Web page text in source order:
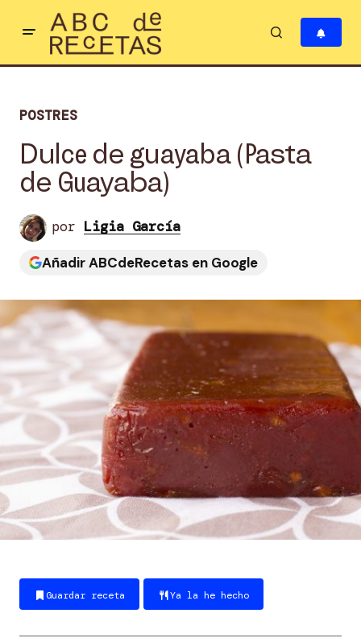
POSTRES
Dulce de guayaba (Pasta
de Guayaba)
por Ligia García
Añadir ABCdeRecetas en Google
Guardar receta Ya la he hecho